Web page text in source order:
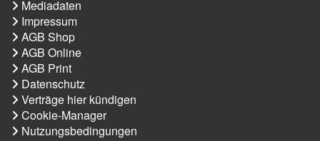
Mediadaten
Impressum
AGB Shop
AGB Online
AGB Print
Datenschutz
Verträge hier kündigen
Cookie-Manager
Nutzungsbedingungen